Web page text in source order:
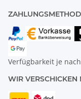
Verfügbarkeit je
WIR VERSCHICKEN